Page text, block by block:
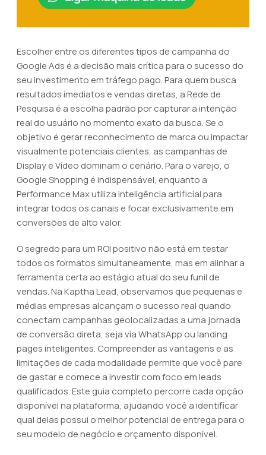
Escolher entre os diferentes tipos de campanha do
Google Ads é a decisão mais crítica para o sucesso do
seu investimento em tráfego pago. Para quem busca
resultados imediatos e vendas diretas, a Rede de
Pesquisa é a escolha padrão por capturar a intenção
real do usuário no momento exato da busca. Se o
objetivo é gerar reconhecimento de marca ou impactar
visualmente potenciais clientes, as campanhas de
Display e Vídeo dominam o cenário. Para o varejo, o
Google Shopping é indispensável, enquanto a
Performance Max utiliza inteligência artificial para
integrar todos os canais e focar exclusivamente em
conversões de alto valor.
O segredo para um ROI positivo não está em testar
todos os formatos simultaneamente, mas em alinhar a
ferramenta certa ao estágio atual do seu funil de
vendas. Na Kaptha Lead, observamos que pequenas e
médias empresas alcançam o sucesso real quando
conectam campanhas geolocalizadas a uma jornada
de conversão direta, seja via WhatsApp ou landing
pages inteligentes. Compreender as vantagens e as
limitações de cada modalidade permite que você pare
de gastar e comece a investir com foco em leads
qualificados. Este guia completo percorre cada opção
disponível na plataforma, ajudando você a identificar
qual delas possui o melhor potencial de entrega para o
seu modelo de negócio e orçamento disponível.